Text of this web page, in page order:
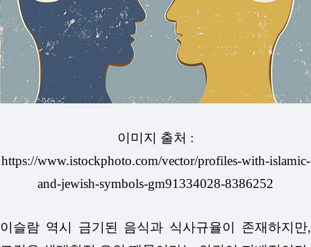
이미지 출처 :
https://www.istockphoto.com/vector/profiles-with-islamic-
and-jewish-symbols-gm91334028-8386252
이슬람 역시 금기된 음식과 식사규율이 존재하지만,